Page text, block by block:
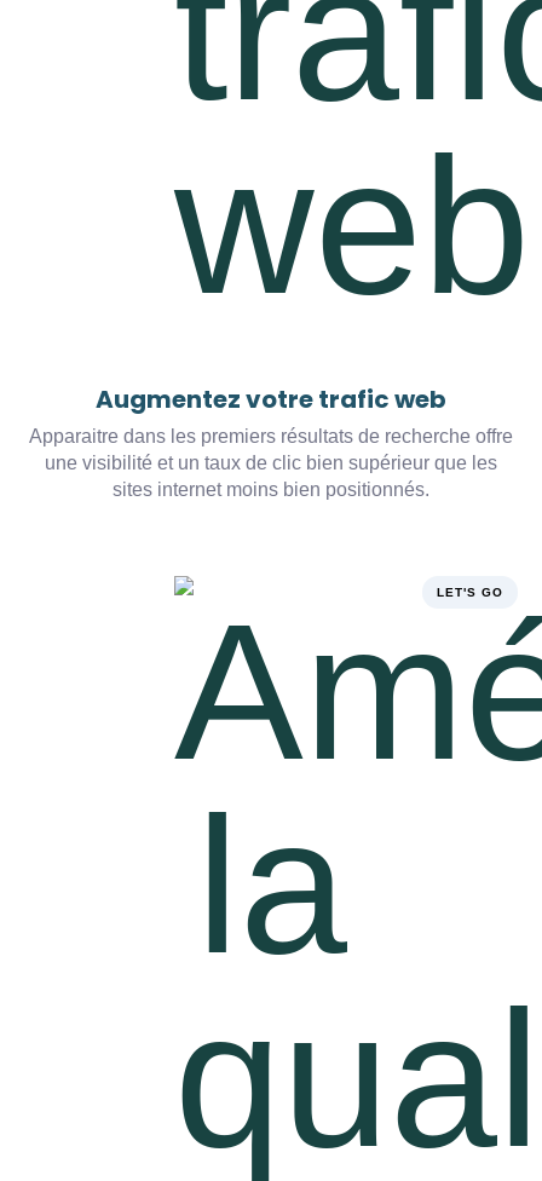
Augmentez votre trafic web
Apparaitre dans les premiers résultats de recherche offre
une visibilité et un taux de clic bien supérieur que les
sites internet moins bien positionnés.
LET'S GO